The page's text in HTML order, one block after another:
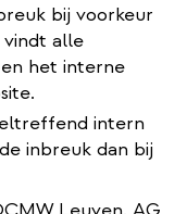
bij voorkeur
alle
het interne
intern
inbreuk dan bij